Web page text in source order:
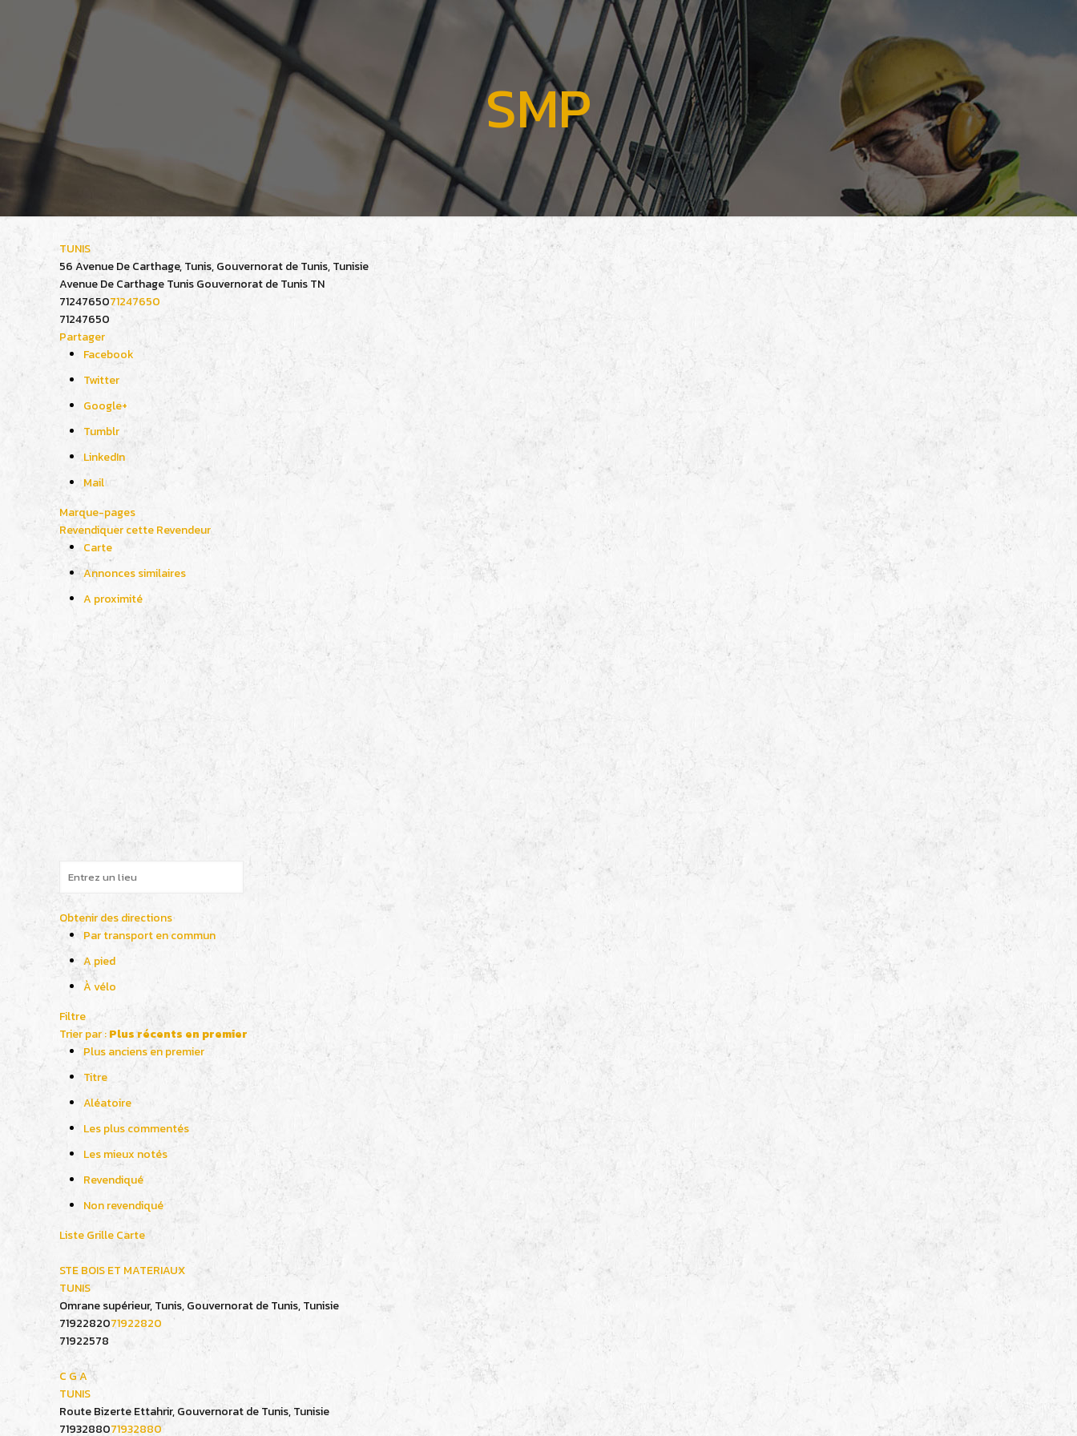
SMP
TUNIS
56 Avenue De Carthage, Tunis, Gouvernorat de Tunis, Tunisie
Avenue De CarthageTunisGouvernorat de TunisTN
7124765071247650
71247650
Partager
Facebook
Twitter
Google+
Tumblr
LinkedIn
Mail
Marque-pages
Revendiquer cette Revendeur
Carte
Annonces similaires
A proximité
Obtenir des directions
Par transport en commun
A pied
À vélo
Filtre
Trier par :Plus récents en premier
Plus anciens en premier
Titre
Aléatoire
Les plus commentés
Les mieux notés
Revendiqué
Non revendiqué
ListeGrilleCarte
STE BOIS ET MATERIAUX
TUNIS
Omrane supérieur, Tunis, Gouvernorat de Tunis, Tunisie
7192282071922820
71922578
C G A
TUNIS
Route Bizerte Ettahrir, Gouvernorat de Tunis, Tunisie
7193288071932880